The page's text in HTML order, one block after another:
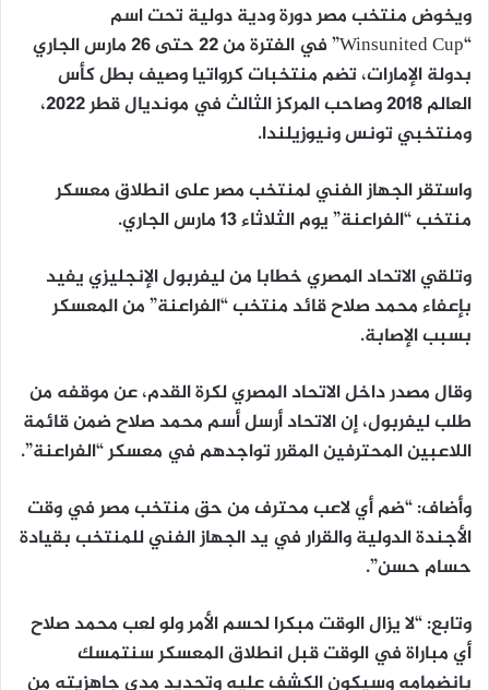
ويخوض منتخب مصر دورة ودية دولية تحت اسم
“Winsunited Cup” في الفترة من 22 حتى 26 مارس الجاري
بدولة الإمارات، تضم منتخبات كرواتيا وصيف بطل كأس
العالم 2018 وصاحب المركز الثالث في مونديال قطر 2022،
ومنتخبي تونس ونيوزيلندا.
واستقر الجهاز الفني لمنتخب مصر على انطلاق معسكر
منتخب “الفراعنة” يوم الثلاثاء 13 مارس الجاري.
وتلقي الاتحاد المصري خطابا من ليفربول الإنجليزي يفيد
بإعفاء محمد صلاح قائد منتخب “الفراعنة” من المعسكر
بسبب الإصابة.
وقال مصدر داخل الاتحاد المصري لكرة القدم، عن موقفه من
طلب ليفربول، إن الاتحاد أرسل أسم محمد صلاح ضمن قائمة
اللاعبين المحترفين المقرر تواجدهم في معسكر “الفراعنة”.
وأضاف: “ضم أي لاعب محترف من حق منتخب مصر في وقت
الأجندة الدولية والقرار في يد الجهاز الفني للمنتخب بقيادة
حسام حسن”.
وتابع: “لا يزال الوقت مبكرا لحسم الأمر ولو لعب محمد صلاح
أي مباراة في الوقت قبل انطلاق المعسكر سنتمسك
بانضمامه وسيكون الكشف عليه وتحديد مدي جاهزيته من